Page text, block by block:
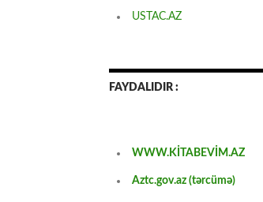
USTAC.AZ
FAYDALIDIR :
WWW.KİTABEVİM.AZ
Aztc.gov.az (tərcümə)